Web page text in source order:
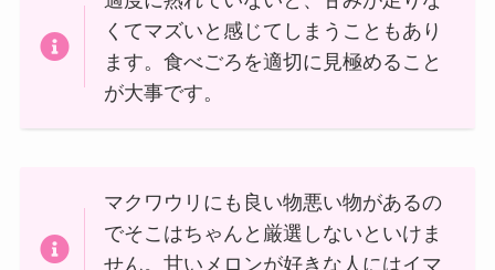
くてマズいと感じてしまうこともあり
ます。食べごろを適切に見極めること
が大事です。
マクワウリにも良い物悪い物があるの
でそこはちゃんと厳選しないといけま
せん。甘いメロンが好きな人にはイマ